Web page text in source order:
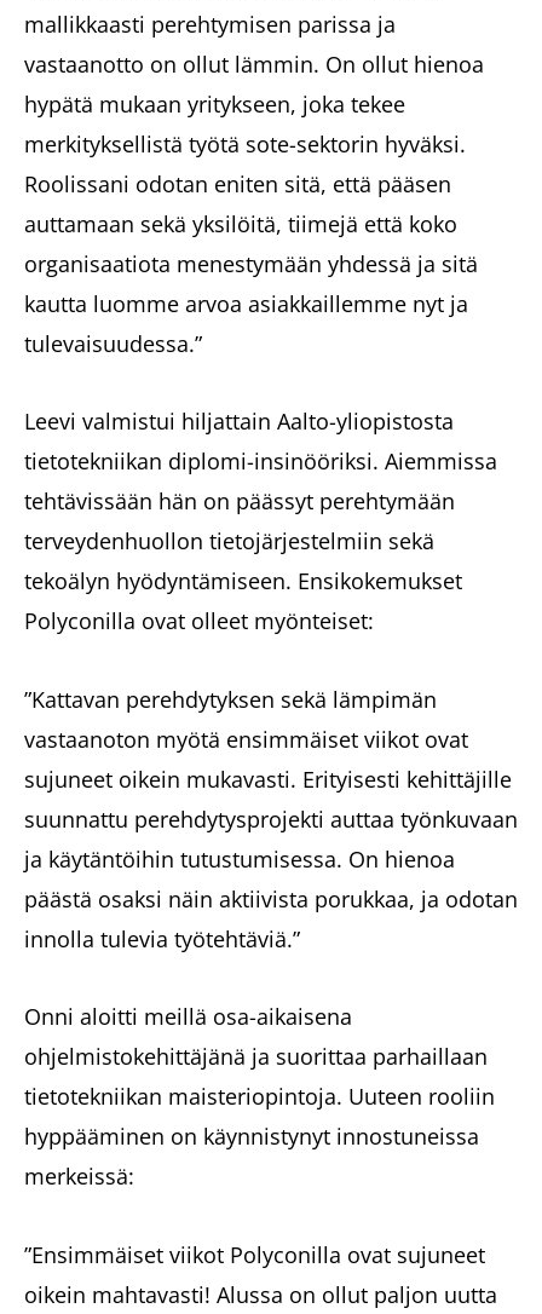
mallikkaasti perehtymisen parissa ja
vastaanotto on ollut lämmin. On ollut hienoa
hypätä mukaan yritykseen, joka tekee
merkityksellistä työtä sote-sektorin hyväksi.
Roolissani odotan eniten sitä, että pääsen
auttamaan sekä yksilöitä, tiimejä että koko
organisaatiota menestymään yhdessä ja sitä
kautta luomme arvoa asiakkaillemme nyt ja
tulevaisuudessa.”
Leevi valmistui hiljattain Aalto-yliopistosta
tietotekniikan diplomi-insinööriksi. Aiemmissa
tehtävissään hän on päässyt perehtymään
terveydenhuollon tietojärjestelmiin sekä
tekoälyn hyödyntämiseen. Ensikokemukset
Polyconilla ovat olleet myönteiset:
”Kattavan perehdytyksen sekä lämpimän
vastaanoton myötä ensimmäiset viikot ovat
sujuneet oikein mukavasti. Erityisesti kehittäjille
suunnattu perehdytysprojekti auttaa työnkuvaan
ja käytäntöihin tutustumisessa. On hienoa
päästä osaksi näin aktiivista porukkaa, ja odotan
innolla tulevia työtehtäviä.”
Onni aloitti meillä osa-aikaisena
ohjelmistokehittäjänä ja suorittaa parhaillaan
tietotekniikan maisteriopintoja. Uuteen rooliin
hyppääminen on käynnistynyt innostuneissa
merkeissä:
”Ensimmäiset viikot Polyconilla ovat sujuneet
oikein mahtavasti! Alussa on ollut paljon uutta